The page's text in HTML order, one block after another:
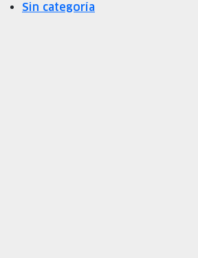
Sin categoría